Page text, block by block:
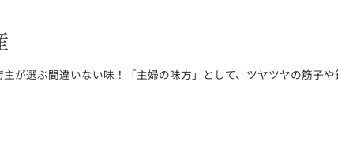
が選ぶ間違いない味！「主婦の味方」として、ツヤツヤの筋子や